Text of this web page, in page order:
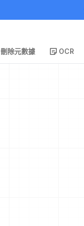
刪除元數據 OCR